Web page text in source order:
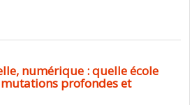
numérique : quelle école
profondes et